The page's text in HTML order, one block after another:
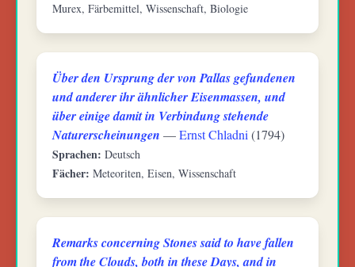
Murex, Färbemittel, Wissenschaft, Biologie
Über den Ursprung der von Pallas gefundenen
und anderer ihr ähnlicher Eisenmassen, und
über einige damit in Verbindung stehende
Naturerscheinungen —Ernst Chladni (1794)
Sprachen: Deutsch
Fächer: Meteoriten, Eisen, Wissenschaft
Remarks concerning Stones said to have fallen
from the Clouds, both in these Days, and in